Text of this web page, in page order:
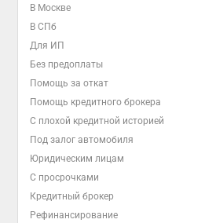
В Москве
В СПб
Для ИП
Без предоплаты
Помощь за откат
Помощь кредитного брокера
С плохой кредитной историей
Под залог автомобиля
Юридическим лицам
С просрочками
Кредитный брокер
Рефинансирование